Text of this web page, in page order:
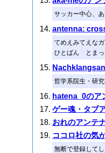
サッカー中心、
antenna:
てめえみてえな
ひとばん とまっ
哲学系院生・研
hatena_0のア
ゲー魂・タブ
おれのアンテ
ココロ社の気
無断で登録して